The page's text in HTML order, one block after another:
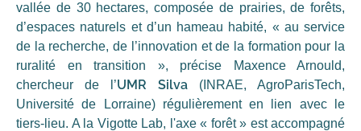
vallée de 30 hectares, composée de prairies, de forêts,
d’espaces naturels et d’un hameau habité, « au service
de la recherche, de l’innovation et de la formation pour la
ruralité en transition », précise Maxence Arnould,
chercheur de l’UMR Silva (INRAE, AgroParisTech,
Université de Lorraine) régulièrement en lien avec le
tiers-lieu. A la Vigotte Lab, l'axe « forêt » est accompagné